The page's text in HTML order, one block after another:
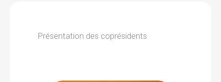
Présentation des coprésidents